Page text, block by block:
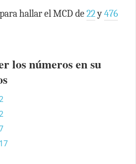
hallar el MCD de22y476
los números en su
17